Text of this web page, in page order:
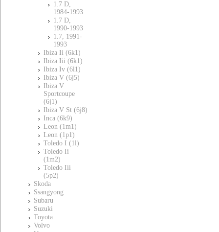
1.7 D,
1984-1993
1.7 D,
1990-1993
1.7, 1991-
1993
Ibiza Ii (6k1)
Ibiza Iii (6k1)
Ibiza Iv (6l1)
Ibiza V (6j5)
Ibiza V
Sportcoupe
(6j1)
Ibiza V St (6j8)
Inca (6k9)
Leon (1m1)
Leon (1p1)
Toledo I (1l)
Toledo Ii
(1m2)
Toledo Iii
(5p2)
Skoda
Ssangyong
Subaru
Suzuki
Toyota
Volvo